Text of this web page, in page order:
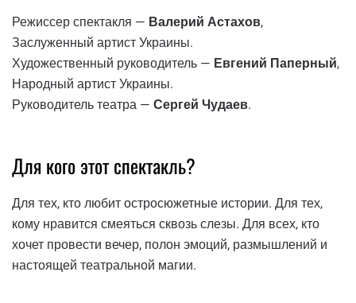
Режиссер спектакля — Валерий Астахов,
Заслуженный артист Украины.
Художественный руководитель — Евгений Паперный,
Народный артист Украины.
Руководитель театра — Сергей Чудаев.
Для кого этот спектакль?
Для тех, кто любит остросюжетные истории. Для тех,
кому нравится смеяться сквозь слезы. Для всех, кто
хочет провести вечер, полон эмоций, размышлений и
настоящей театральной магии.